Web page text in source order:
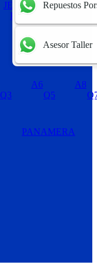
JETTA MEXICANO
POLO
TIGUAN
TRANSPORTER
A6
A8
Q3 Q5
PANAMERA
Repuestos
Asesor Taller